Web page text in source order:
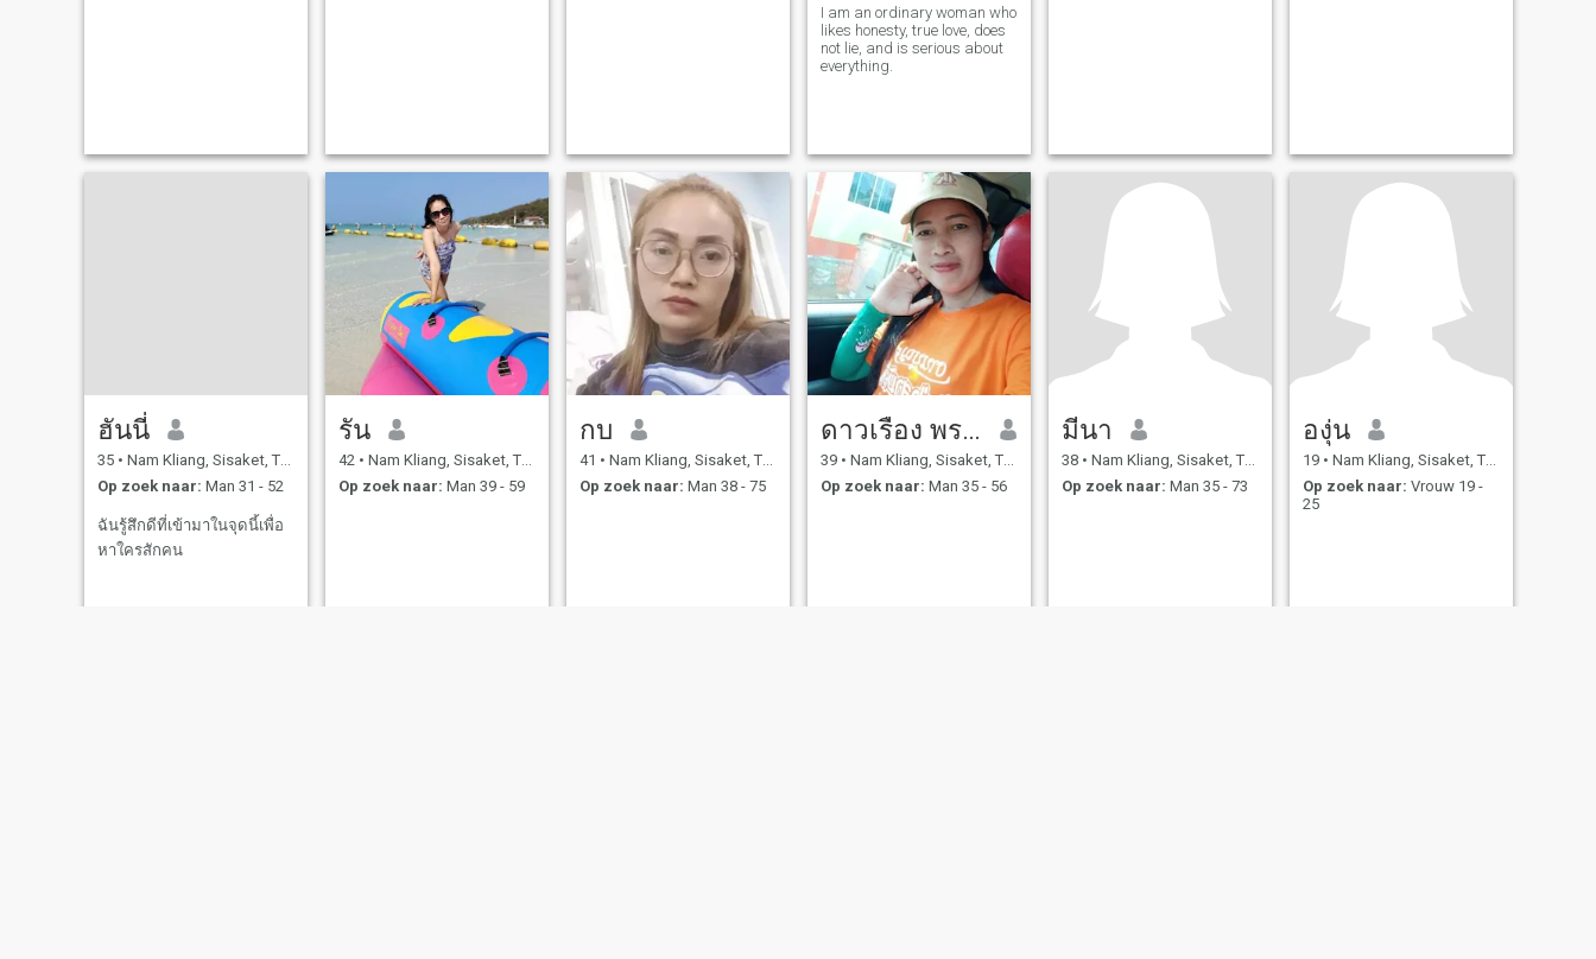
I am an ordinary woman who
likes honesty, true love, does
not lie, and is serious about
everything.
ฮันนี่
35 • Nam Kliang, Sisaket, Thailand
Op zoek naar: Man 31 - 52
ฉันรู้สึกดีที่เข้ามาในจุดนี้เพื่อ
หาใครสักคน
รัน
42 • Nam Kliang, Sisaket, Thailand
Op zoek naar: Man 39 - 59
กบ
41 • Nam Kliang, Sisaket, Thailand
Op zoek naar: Man 38 - 75
ดาวเรือง พรมตา
39 • Nam Kliang, Sisaket, Thailand
Op zoek naar: Man 35 - 56
มีนา
38 • Nam Kliang, Sisaket, Thailand
Op zoek naar: Man 35 - 73
องุ่น
19 • Nam Kliang, Sisaket, Thailand
Op zoek naar: Vrouw 19 -
25